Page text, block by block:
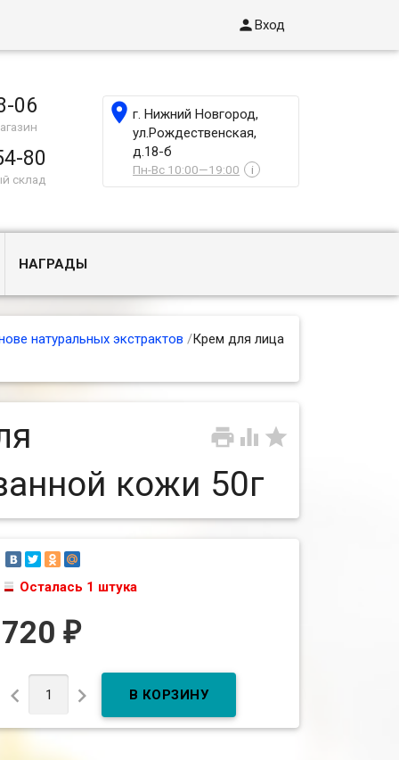
Вход
06
80
склад
г. Нижний Новгород,
ул.Рождественская,
д.18-б
Пн-Вс 10:00—19:00 i
НАГРАДЫ
натуральных экстрактов /Крем для лица
  
кожи 50г
Осталась 1 штука
720₽
 